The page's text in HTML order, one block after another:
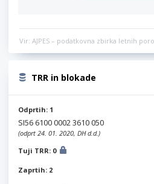
Vir: AJPES – podatkovna zbirka letnih
TRR in blokade
Odprtih: 1
SI56 6100 0002 3610 050
(odprt 24. 01. 2020, DH d.d.)
Tuji TRR: 0
Zaprtih: 2